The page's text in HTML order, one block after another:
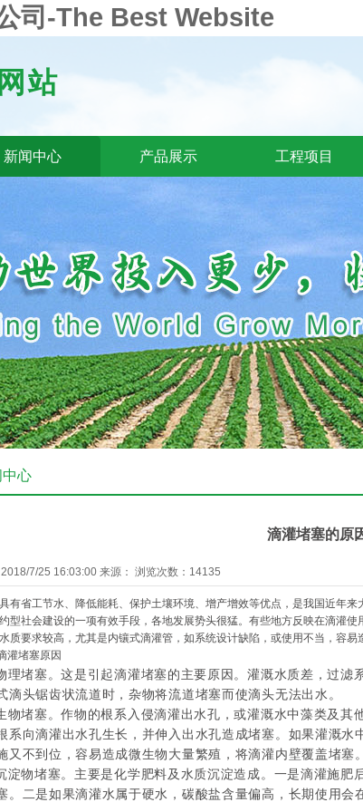
司-The Best Website
站
新闻中心 产品展示 工程项目
中心
滴灌堵塞的原
7/25 16:03:00 来源： 浏览次数：14135
省工节水、降低能耗、保护土壤环境、增产增效等优点，是我国近年来
型社会建设的一项有效手段，各地发展势头很猛。有些地方反映在滴灌
质要求较高，尤其是内镶式滴灌管，如系统设计缺陷，或使用不当，容易
灌堵塞原因
理堵塞。这是引起滴灌堵塞的主要原因。灌溉水质差，过
滴头锯齿状流道时，杂物将流道堵塞而使滴头无法出水。
物堵塞。作物的根系入侵滴灌出水孔，或灌溉水中藻类及其
系向滴灌出水孔生长，并伸入出水孔造成堵塞。如果灌溉
又不到位，容易造成微生物大量繁殖，将滴灌内壁覆盖堵塞。
淀物堵塞。主要是化学肥料及水质沉淀造成。一是滴灌施
。二是如果滴灌水属于硬水，碳酸盐含量偏高，长期使用会